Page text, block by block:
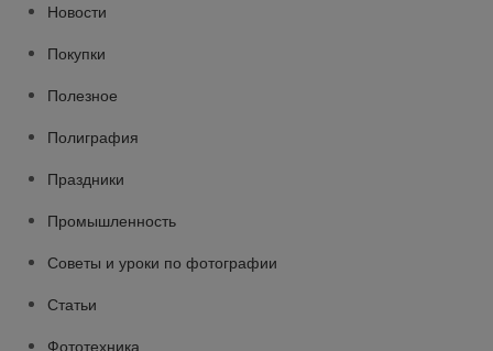
Новости
Покупки
Полезное
Полиграфия
Праздники
Промышленность
Советы и уроки по фотографии
Статьи
Фототехника